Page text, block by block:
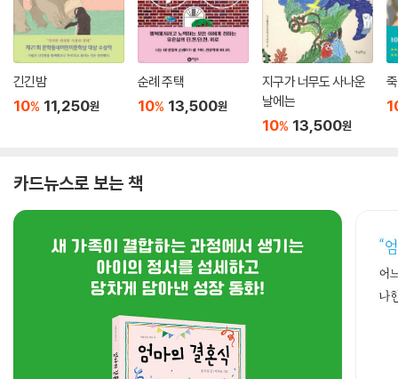
긴긴밤
10% 11,250원
순례 주택
10% 13,500원
지구가 너무도 사나운
날에는
10% 13,500원
카드뉴스로 보는 책